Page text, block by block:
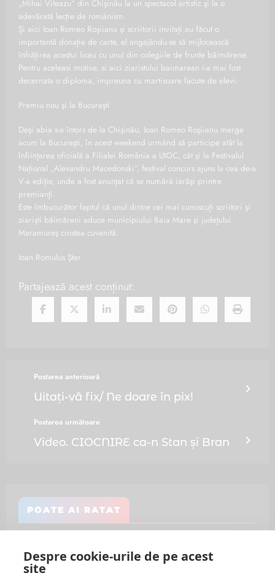
„Mihai Viteazu” din Chişinău la un spectacol artistic şi la o
adevărată lecţie de românism.
Şi aici Ioan Romeo Roşiianu şi scriitorii invitaţi au făcut o
importantă donaţie de carte, el angajându-se să mijlocească
înfrăţirea acestui liceu cu unul din colegiile de frunte băimărene.
Pentru aceleasi motive, si aici ziaristului baimarean i-a mai fost
decernata o diploma, impreuna cu martisoare facute de elevi.
Premiu nou şi la Bucureşti
Deşi abia s-a întors de la Chişinău, Ioan Romeo Roşiianu merge
acum la Bucureşti, în acest weekend urmând să participe atât la
înfiinţarea oficială a Filialei România a UIOC, cât şi la Festivalul
Naţional „Alexandru Macedonski”, festival concurs ajuns la cea de-a
V-a ediţie, unde a fost anunţat că se numără iarăşi printre
premianţi.
Este îmbucurător faptul că unul dintre cei mai cunoscuţi scriitori şi
ziarişti băimăreni aduce municipiului Baia Mare şi judeţului
Maramureş cinstea cuvenită.
Ioan Romulus Şter
Partajează acest conținut:
Postarea anterioară
Uitați-vă fix/ Ne doare în pix!
Postarea următoare
Video. CIOCNIRE ca-n Stan și Bran
POATE AI RATAT
Despre cookie-urile de pe acest
site